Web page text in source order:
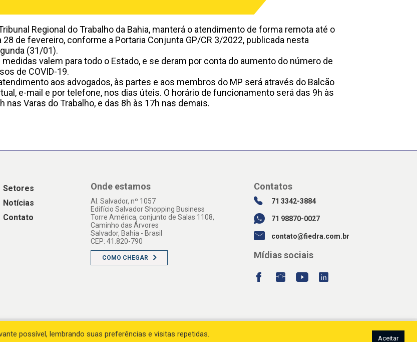
Regional do Trabalho da Bahia, manterá o atendimento de forma remota até o
28 de fevereiro, conforme a Portaria Conjunta GP/CR 3/2022, publicada nesta
(31/01).
medidas valem para todo o Estado, e se deram por conta do aumento do número de
de COVID-19.
aos advogados, às partes e aos membros do MP será através do Balcão
, e-mail e por telefone, nos dias úteis. O horário de funcionamento será das 9h às
nas Varas do Trabalho, e das 8h às 17h nas demais.
Setores
Notícias
Contato
Onde estamos
Al. Salvador, nº 1057
Edifício Salvador Shopping Business
Torre América, conjunto de Salas 1108,
Caminho das Árvores
Salvador, Bahia - Brasil
CEP: 41.820-790
COMO CHEGAR
Contatos
71 3342-3884
71 98870-0027
contato@fiedra.com.br
Mídias sociais
© 2026 - All rights reservedDesenvolvido pelo Estúdio Saci
possível, lembrando suas preferências e visitas repetidas.
Aceitar